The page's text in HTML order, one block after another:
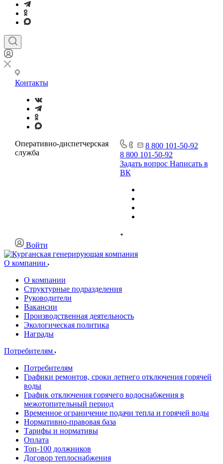
Контакты
Оперативно-диспетчерская
служба
8 800 101-50-92
8 800 101-50-92
Задать вопрос Написать в
ВК
Войти
О компании
О компании
Структурные подразделения
Руководители
Вакансии
Производственная деятельность
Экологическая политика
Награды
Потребителям
Потребителям
Графики ремонтов, сроки летнего отключения горячей
воды
График отключения горячего водоснабжения в
межотопительный период
Временное ограничение подачи тепла и горячей воды
Нормативно-правовая база
Тарифы и нормативы
Оплата
Топ-100 должников
Договор теплоснабжения